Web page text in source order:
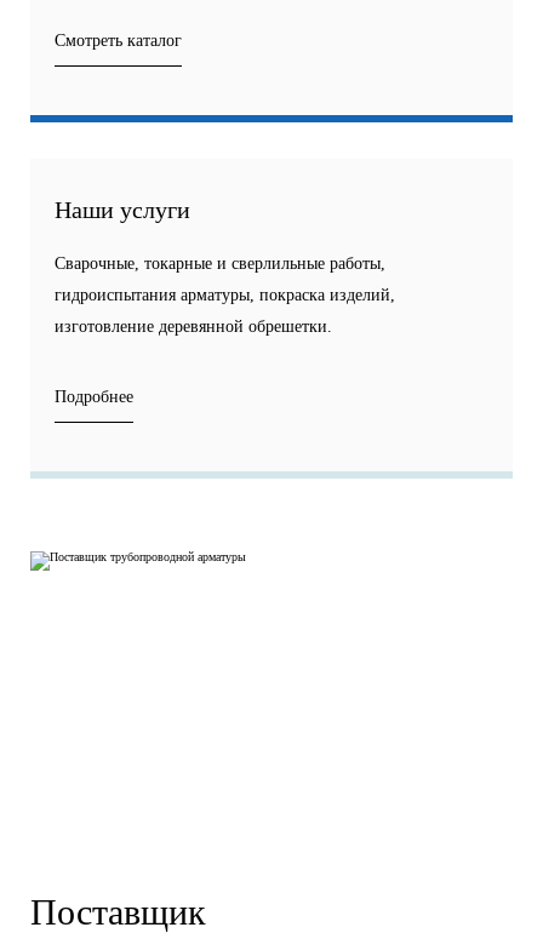
Смотреть каталог
Наши услуги
Сварочные, токарные и сверлильные работы,
гидроиспытания арматуры, покраска изделий,
изготовление деревянной обрешетки.
Подробнее
Поставщик